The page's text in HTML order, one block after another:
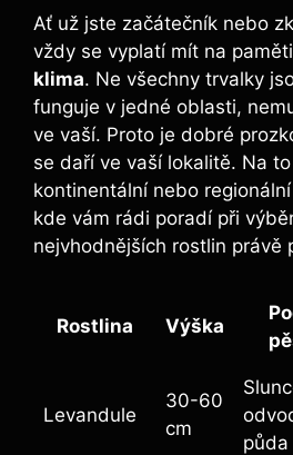
Ať už jste začátečník nebo
vždy se vyplatí mít na
klima. Ne všechny trvalky
funguje v jedné oblasti,
ve vaší. Proto je dobré
se daří ve vaší lokalitě. Na
kontinentální nebo
kde vám rádi poradí při
nejvhodnějších rostlin právě
Rostlina Výška
Levandule
30-60
cm
půda